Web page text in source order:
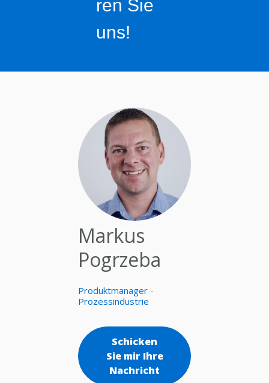
ren Sie
uns!
Markus
Pogrzeba
Produktmanager -
Prozessindustrie
Schicken
Sie mir Ihre
Nachricht